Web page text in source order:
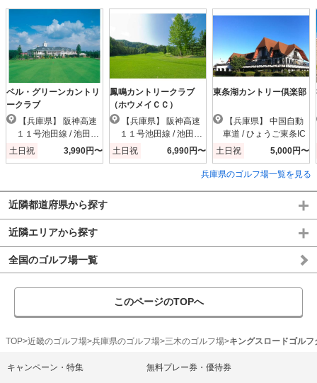
ベル・グリーンカントリ
ークラブ
１１号池田線 / 池田木
部IC
土日祝 3,990円〜
鳳鳴カントリークラブ
（ホウメイＣＣ）
１１号池田線 / 池田木
部IC
土日祝 6,990円〜
東条湖カントリー倶楽部
車道 / ひょうご東条IC
土日祝
5,000円〜
兵庫県のゴルフ場一覧を見る
近隣都道府県から探す
近隣エリアから探す
全国のゴルフ場一覧
このページのTOPへ
TOP 近畿のゴルフ場 兵庫県のゴルフ場 三木のゴルフ場 キングスロードゴルフ
キャンペーン・特集 無料プレー券・優待券